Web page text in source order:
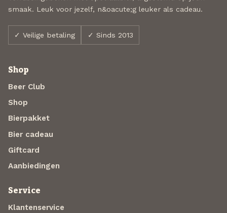
smaak. Leuk voor jezelf, n&oacute;g leuker als cadeau.
✓ Veilige betaling ✓ Sinds 2013
Shop
Beer Club
Shop
Bierpakket
Bier cadeau
Giftcard
Aanbiedingen
Service
Klantenservice